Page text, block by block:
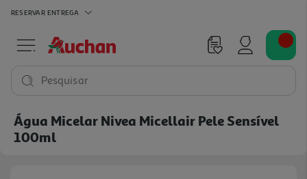
RESERVAR ENTREGA
Pesquisar
Água Micelar Nivea Micellair Pele Sensível
100ml